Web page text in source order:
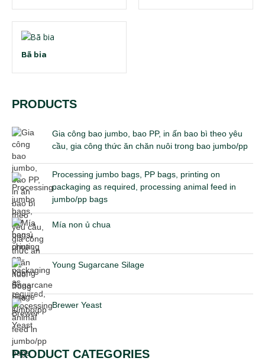
Bã bia
PRODUCTS
Gia công bao jumbo, bao PP, in ấn bao bì theo yêu
cầu, gia công thức ăn chăn nuôi trong bao jumbo/pp
Processing jumbo bags, PP bags, printing on
packaging as required, processing animal feed in
jumbo/pp bags
Mía non ủ chua
Young Sugarcane Silage
Brewer Yeast
PRODUCT CATEGORIES